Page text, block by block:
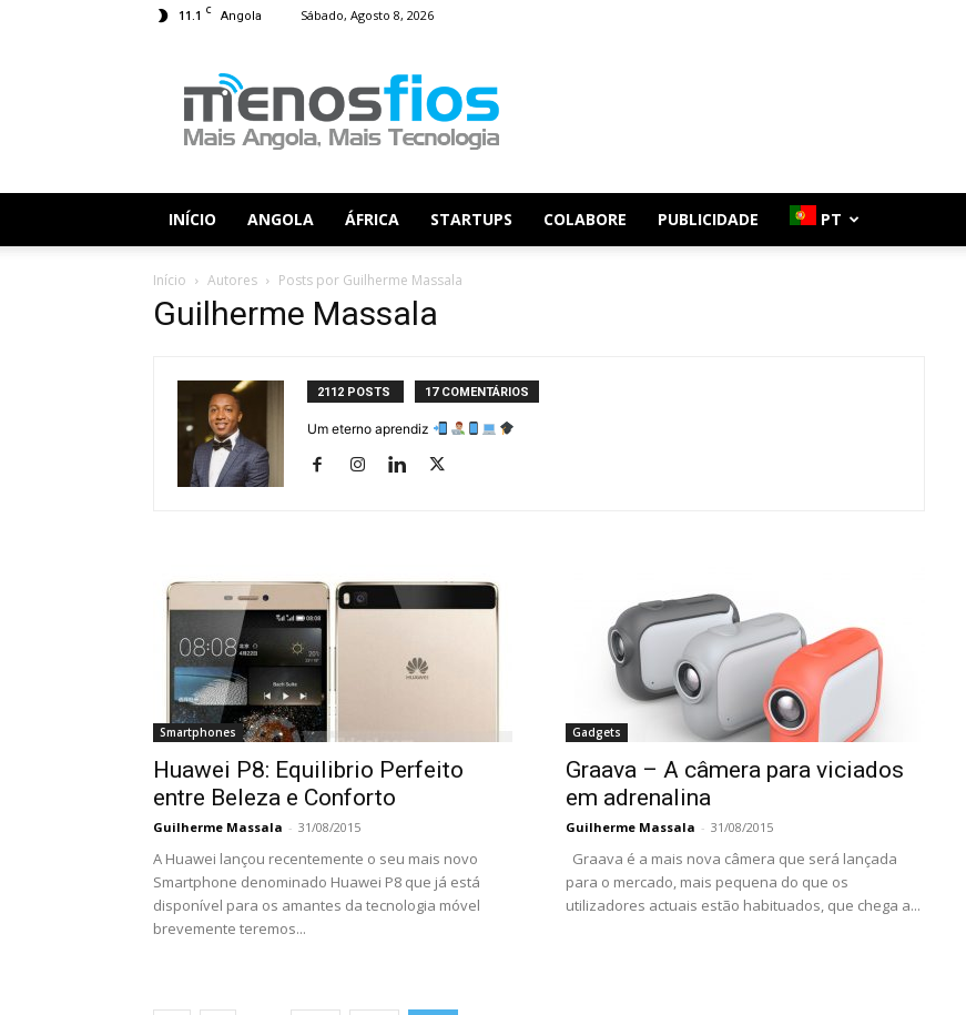
11.1 C Angola Sábado, Agosto 8, 2026
Fios
INÍCIO ANGOLA ÁFRICA STARTUPS COLABORE PUBLICIDADE PT
Início Autores Posts por Guilherme Massala
Guilherme Massala
2112 POSTS 17 COMENTÁRIOS
Um eterno aprendiz
Smartphones
Huawei P8: Equilibrio Perfeito
entre Beleza e Conforto
Guilherme Massala - 31/08/2015
A Huawei lançou recentemente o seu mais novo
Smartphone denominado Huawei P8 que já está
disponível para os amantes da tecnologia móvel
brevemente teremos...
Gadgets
Graava – A câmera para viciados
em adrenalina
Guilherme Massala - 31/08/2015
Graava é a mais nova câmera que será lançada
para o mercado, mais pequena do que os
utilizadores actuais estão habituados, que chega a...